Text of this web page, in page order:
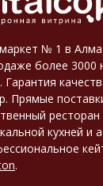
№ 1 в
более 3000
Гарантия
Прямые
ресторан
кухней и
.